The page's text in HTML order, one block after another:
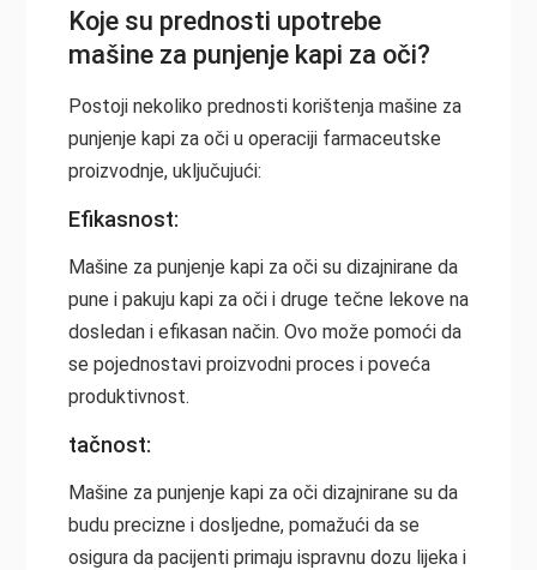
Koje su prednosti upotrebe
mašine za punjenje kapi za oči?
Postoji nekoliko prednosti korištenja mašine za
punjenje kapi za oči u operaciji farmaceutske
proizvodnje, uključujući:
Efikasnost:
Mašine za punjenje kapi za oči su dizajnirane da
pune i pakuju kapi za oči i druge tečne lekove na
dosledan i efikasan način. Ovo može pomoći da
se pojednostavi proizvodni proces i poveća
produktivnost.
tačnost:
Mašine za punjenje kapi za oči dizajnirane su da
budu precizne i dosljedne, pomažući da se
osigura da pacijenti primaju ispravnu dozu lijeka i